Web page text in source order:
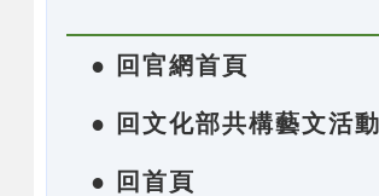
● 回官網首頁
● 回文化部共構藝文活
● 回首頁